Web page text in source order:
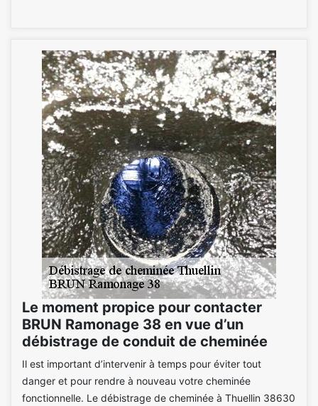
Le moment propice pour contacter
BRUN Ramonage 38 en vue d’un
débistrage de conduit de cheminée
Il est important d’intervenir à temps pour éviter tout
danger et pour rendre à nouveau votre cheminée
fonctionnelle. Le débistrage de cheminée à Thuellin 38630